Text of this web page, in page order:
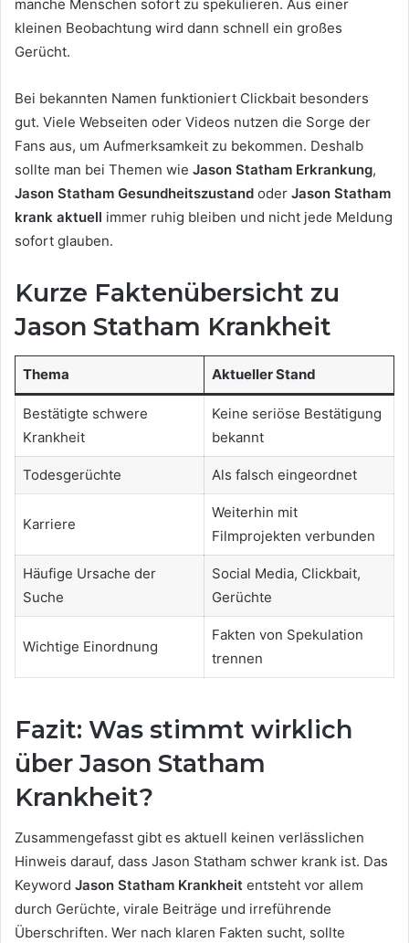
manche Menschen sofort zu spekulieren. Aus einer
kleinen Beobachtung wird dann schnell ein großes
Gerücht.
Bei bekannten Namen funktioniert Clickbait besonders
gut. Viele Webseiten oder Videos nutzen die Sorge der
Fans aus, um Aufmerksamkeit zu bekommen. Deshalb
sollte man bei Themen wie Jason Statham Erkrankung,
Jason Statham Gesundheitszustand oder Jason Statham
krank aktuell immer ruhig bleiben und nicht jede Meldung
sofort glauben.
Kurze Faktenübersicht zu
Jason Statham Krankheit
Thema Aktueller Stand
Bestätigte schwere
Krankheit
Keine seriöse Bestätigung
bekannt
Todesgerüchte Als falsch eingeordnet
Karriere
Weiterhin mit
Filmprojekten verbunden
Häufige Ursache der
Suche
Social Media, Clickbait,
Gerüchte
Wichtige Einordnung
Fakten von Spekulation
trennen
Fazit: Was stimmt wirklich
über Jason Statham
Krankheit?
Zusammengefasst gibt es aktuell keinen verlässlichen
Hinweis darauf, dass Jason Statham schwer krank ist. Das
Keyword Jason Statham Krankheit entsteht vor allem
durch Gerüchte, virale Beiträge und irreführende
Überschriften. Wer nach klaren Fakten sucht, sollte